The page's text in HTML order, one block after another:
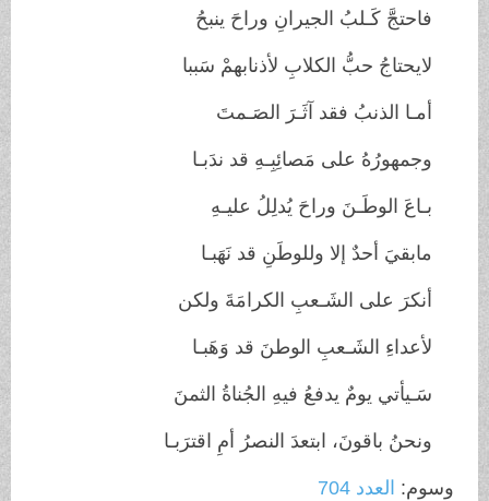
فاحتجَّ كَـلبُ الجيرانِ وراحَ ينبحُ
لايحتاجُ حبُّ الكلابِ لأذنابهمْ سَببا
أمـا الذنبُ فقد آثَـرَ الصَـمتَ
وجمهورُهُ على مَصائِبِـهِ قد ندَبـا
بـاعَ الوطَـنَ وراحَ يُدلِلُ عليـهِ
مابقيَ أحدٌ إلا وللوطَنِ قد نَهَبـا
أنكرَ على الشَـعبِ الكرامَةَ ولكن
لأعداءِ الشَـعبِ الوطنَ قد وَهَبـا
سَـيأتي يومٌ يدفعُ فيهِ الجُناةُ الثمنَ
ونحنُ باقونَ، ابتعدَ النصرُ أمِ اقترَبـا
وسوم:العدد 704